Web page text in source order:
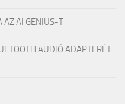
AZ AI GENIUS-T
AUDIÓ ADAPTERÉT